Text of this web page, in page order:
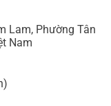
Lam, Phường Tân
Nam